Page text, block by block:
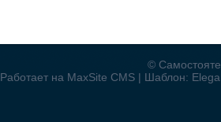
©
Работает на MaxSite CMS | Шаблон: